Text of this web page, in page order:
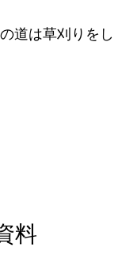
道は草刈りを
料